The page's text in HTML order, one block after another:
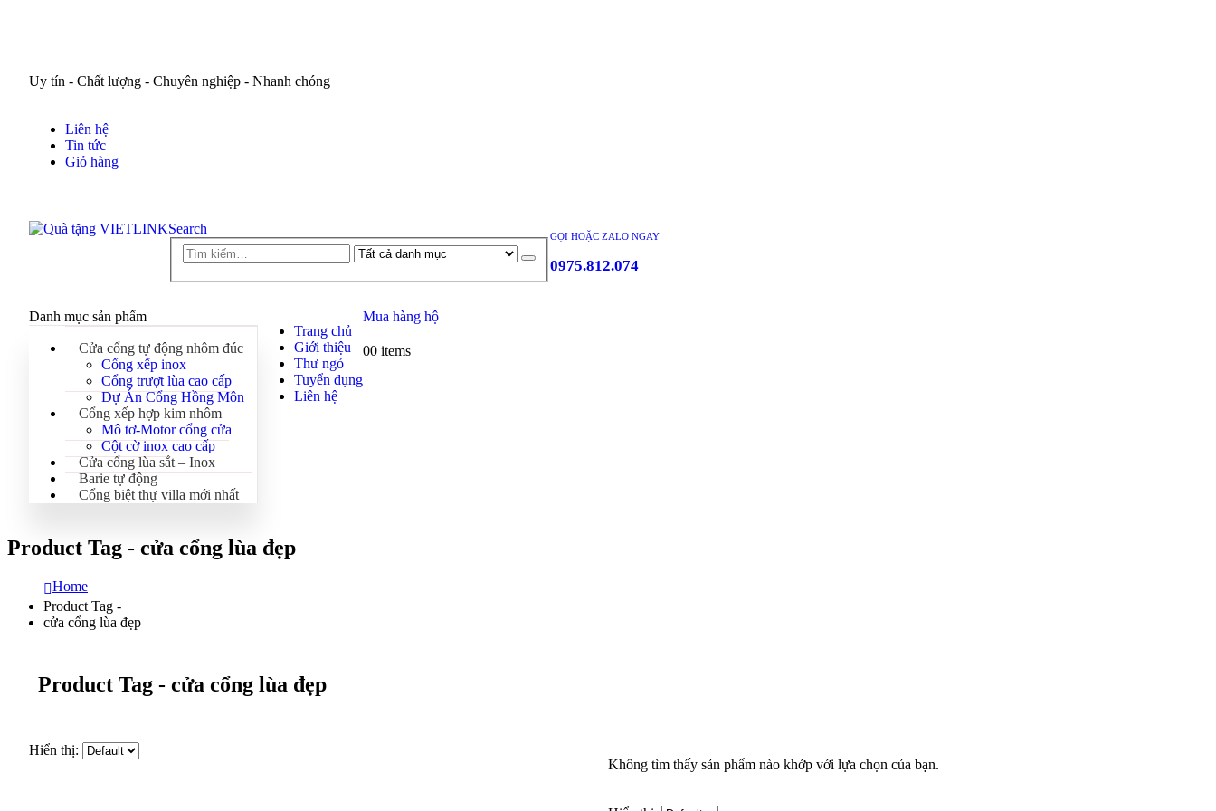
Uy tín - Chất lượng - Chuyên nghiệp - Nhanh chóng
Liên hệ
Tin tức
Giỏ hàng
Search GỌI HOẶC ZALO NGAY
0975.812.074
Danh mục sản phẩm
Cửa cổng tự động nhôm đúc
Cổng xếp inox
Cổng trượt lùa cao cấp
Dự Án Cổng Hồng Môn
Cổng xếp hợp kim nhôm
Mô tơ-Motor cổng cửa
Cột cờ inox cao cấp
Cửa cổng lùa sắt – Inox
Barie tự động
Cổng biệt thự villa mới nhất
Trang chủ
Giới thiệu
Thư ngỏ
Tuyển dụng
Liên hệ
Mua hàng hộ
00 items
Product Tag - cửa cổng lùa đẹp
Home
Product Tag -
cửa cổng lùa đẹp
Product Tag - cửa cổng lùa đẹp
Hiển thị:
Không tìm thấy sản phẩm nào khớp với lựa chọn của bạn.